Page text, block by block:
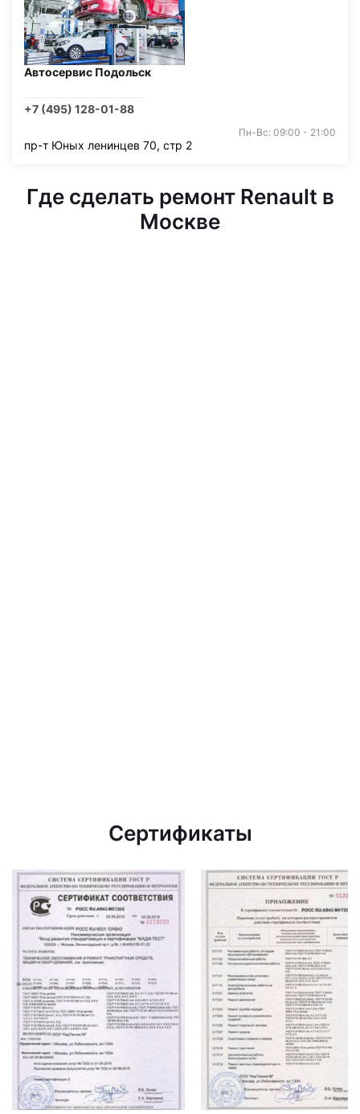
Автосервис Подольск
+7 (495) 128-01-88
Пн-Вс: 09:00 - 21:00
пр-т Юных ленинцев 70, стр 2
Где сделать ремонт Renault в
Москве
Сертификаты